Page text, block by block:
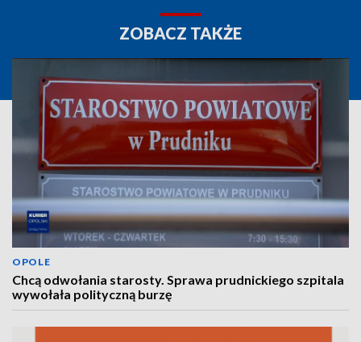
ZOBACZ TAKŻE
OPOLE
Chcą odwołania starosty. Sprawa prudnickiego szpitala
wywołała polityczną burzę